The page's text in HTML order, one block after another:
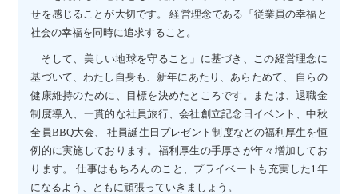
せを感じることが大切です。 経営理念である「従業員の幸福と
社会の幸福を同時に追求すること。
そして、美しい地球を守ること」に基づき、この経営理念に
基づいて、わたし自身も、新年にあたり、あらためて、 自らの
健康維持のために、目標を決めたところです。または、退職金
制度導入、一貫的な社員旅行、会社創立記念日イベント、中秋
全員BBQ大会、 社員誕生日プレゼント制度などの福利厚生を恒
例的に実施しております。福利厚生の手厚さが年々増加してお
ります。 仕事はもちろんのこと、プライベートも充実した1年
になるよう、ともに頑張っていきましょう。